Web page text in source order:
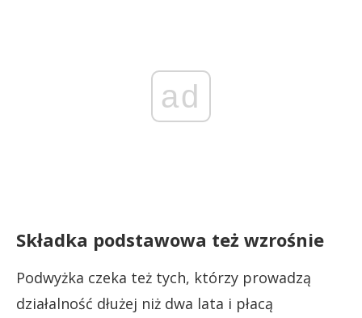
ad
Składka podstawowa też wzrośnie
Podwyżka czeka też tych, którzy prowadzą
działalność dłużej niż dwa lata i płacą